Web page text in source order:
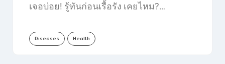
เจอบ่อย! รู้ทันก่อนเรื้อรัง เคยไหม?…
Diseases Health